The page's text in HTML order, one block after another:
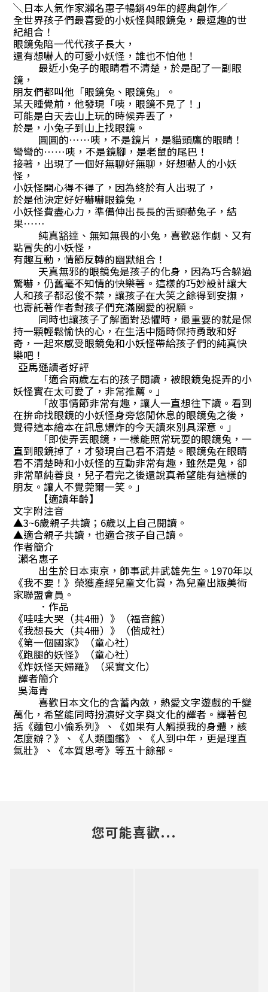
╲日本人氣作家瀨名惠子暢銷49年的經典創作╱
全世界孩子們最喜愛的小妖怪與眼鏡兔，最逗趣的世
紀組合！
眼鏡兔陪一代代孩子長大，
還有想嚇人的可愛小妖怪，誰也不怕他！
最近小兔子的眼睛看不清楚，於是配了一副眼
鏡，
朋友們都叫他「眼鏡兔、眼鏡兔」。
某天睡覺前，他發現「咦，眼鏡不見了！」
可能是白天去山上玩的時候弄丟了，
於是，小兔子到山上找眼鏡。
圓圓的……咦，不是鏡片，是貓頭鷹的眼睛！
彎彎的……咦，不是鏡腳，是老鼠的尾巴！
接著，出現了一個好無聊好無聊，好想嚇人的小妖
怪，
小妖怪開心得不得了，因為終於有人出現了，
於是他決定好好嚇嚇眼鏡兔，
小妖怪費盡心力，準備伸出長長的舌頭嚇兔子，結
果……
純真豁達、無知無畏的小兔，喜歡惡作劇、又有
點冒失的小妖怪，
有趣互動，情節反轉的幽默組合！
天真無邪的眼鏡兔是孩子的化身，因為巧合躲過
驚嚇，仍舊毫不知情的快樂著。這樣的巧妙設計讓大
人和孩子都忍俊不禁，讓孩子在大笑之餘得到安撫，
也寄託著作者對孩子們充滿關愛的祝願。
同時也讓孩子了解面對恐懼時，最重要的就是保
持一顆輕鬆愉快的心，在生活中隨時保持勇敢和好
奇，一起來感受眼鏡兔和小妖怪帶給孩子們的純真快
樂吧！
亞馬遜讀者好評
「適合兩歲左右的孩子閱讀，被眼鏡兔捉弄的小
妖怪實在太可愛了，非常推薦。」
「故事情節非常有趣，讓人一直想往下讀。看到
在拚命找眼鏡的小妖怪身旁悠閒休息的眼鏡兔之後，
覺得這本繪本在訊息爆炸的今天讀來別具深意。」
「即使弄丟眼鏡，一樣能照常玩耍的眼鏡兔，一
直到眼鏡掉了，才發現自己看不清楚。眼鏡兔在眼睛
看不清楚時和小妖怪的互動非常有趣，雖然是鬼，卻
非常單純善良，兒子看完之後還說真希望能有這樣的
朋友。讓人不覺莞爾一笑。」
【適讀年齡】
文字附注音
▲3~6歲親子共讀；6歲以上自己閱讀。
▲適合親子共讀，也適合孩子自己讀。
作者簡介
瀨名惠子
出生於日本東京，師事武井武雄先生。1970年以
《我不要！》榮獲產經兒童文化賞，為兒童出版美術
家聯盟會員。
．作品
《哇哇大哭（共4冊）》（福音館）
《我想長大（共4冊）》（偕成社）
《第一個國家》（童心社）
《跑腿的妖怪》（童心社）
《炸妖怪天婦羅》（采實文化）
譯者簡介
吳海青
喜歡日本文化的含蓄內斂，熱愛文字遊戲的千變
萬化，希望能同時扮演好文字與文化的譯者。譯著包
括《麵包小偷系列》、《如果有人觸摸我的身體，該
怎麼辦？》、《人類圖鑑》、《人到中年，更是理直
氣壯》、《本質思考》等五十餘部。
您可能喜歡...